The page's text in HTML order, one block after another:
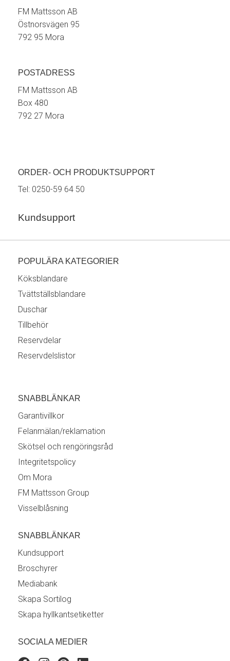
FM Mattsson AB
Östnorsvägen 95
792 95 Mora
POSTADRESS
FM Mattsson AB
Box 480
792 27 Mora
ORDER- OCH PRODUKTSUPPORT
Tel: 0250-59 64 50
Kundsupport
POPULÄRA KATEGORIER
Köksblandare
Tvättställsblandare
Duschar
Tillbehör
Reservdelar
Reservdelslistor
SNABBLÄNKAR
Garantivillkor
Felanmälan/reklamation
Skötsel och rengöringsråd
Integritetspolicy
Om Mora
FM Mattsson Group
Visselblåsning
SNABBLÄNKAR
Kundsupport
Broschyrer
Mediabank
Skapa Sortilog
Skapa hyllkantsetiketter
SOCIALA MEDIER